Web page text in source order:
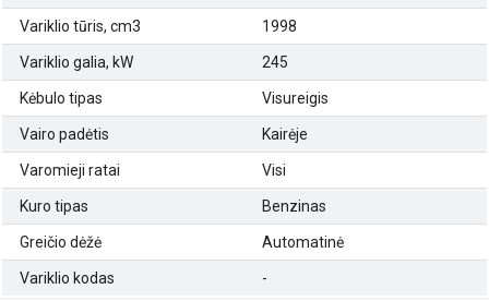
Variklio tūris, cm3 1998
Variklio galia, kW 245
Kėbulo tipas Visureigis
Vairo padėtis Kairėje
Varomieji ratai Visi
Kuro tipas Benzinas
Greičio dėžė Automatinė
Variklio kodas -